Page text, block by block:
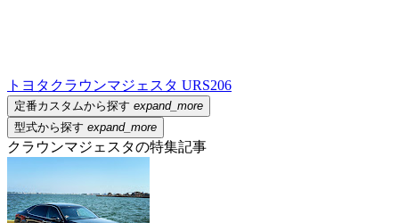
トヨタ クラウンマジェスタ URS206
定番カスタムから探す expand_more
型式から探す expand_more
クラウンマジェスタの特集記事